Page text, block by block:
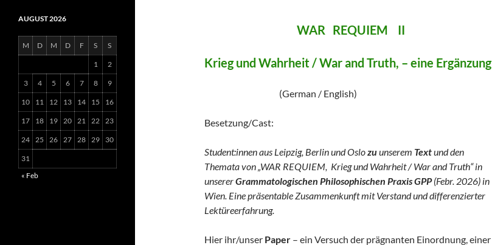
WAR REQUIEM II
Krieg und Wahrheit / War and Truth, – eine Ergänzung
(German / English)
Besetzung/Cast:
Student:innen aus Leipzig, Berlin und Oslozuunserem Textund den
Themata von „WAR REQUIEM, Krieg und Wahrheit / War and Truth“ in
unsererGrammatologischen Philosophischen Praxis GPP(Febr. 2026) in
Wien. Eine präsentable Zusammenkunft mit Verstand und differenzierter
Lektüreerfahrung.
Hier ihr/unser Paper – ein Versuch der prägnanten Einordnung, einer
AUGUST 2026
M D M D F S S
1 2
3 4 5 6 7 8 9
10 11 12 13 14 15 16
17 18 19 20 21 22 23
24 25 26 27 28 29 30
31
« Feb